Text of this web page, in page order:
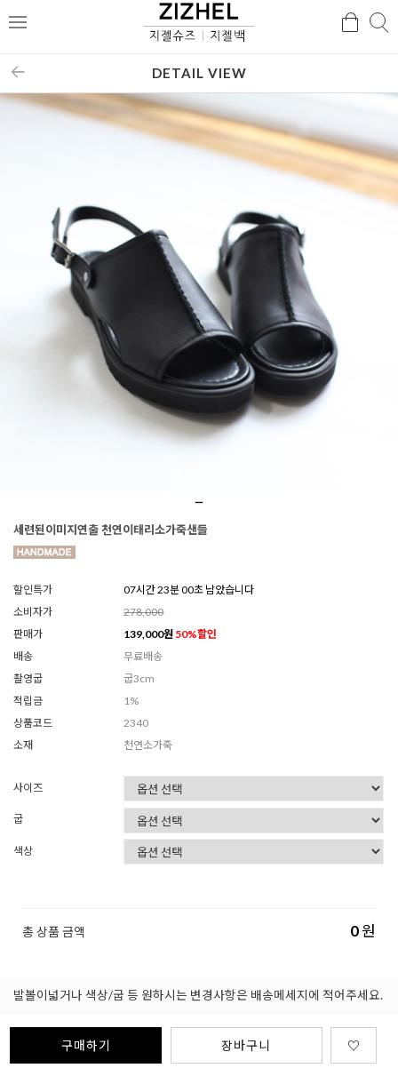
메
검
DETAIL VIEW
세련된이미지연출 천연이태리소가죽샌들
할인특가
07시간 22분 58초 남았습니다
소비자가
278,000
판매가
139,000원 50%할인
배송
무료배송
촬영굽
굽3cm
적립금
1%
상품코드
2340
소재
천연소가죽
사이즈
굽
색상
총 상품 금액 0원
발볼이넓거나 색상/굽 등 원하시는 변경사항은 배송메세지에 적어주세요.
구매하기 장바구니 ♡